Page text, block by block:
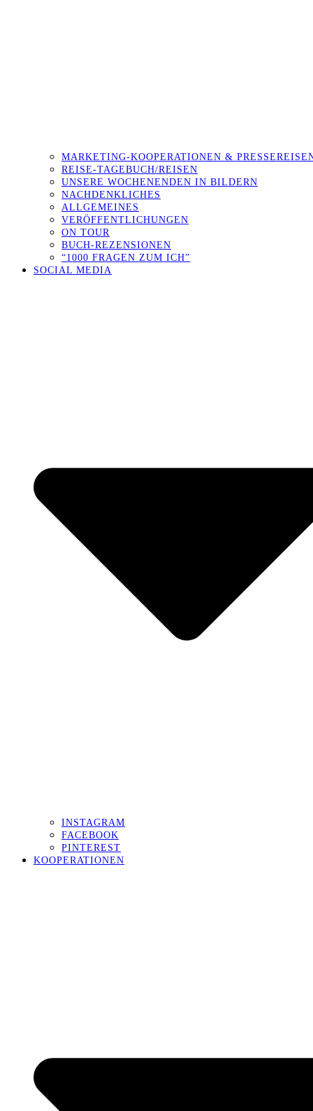
MARKETING-KOOPERATIONEN &
REISE-TAGEBUCH/REISEN
UNSERE WOCHENENDEN IN BILDERN
NACHDENKLICHES
ALLGEMEINES
VERÖFFENTLICHUNGEN
ON TOUR
BUCH-REZENSIONEN
“1000 FRAGEN ZUM ICH”
SOCIAL MEDIA
INSTAGRAM
FACEBOOK
PINTEREST
KOOPERATIONEN